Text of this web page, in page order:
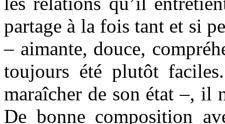
partage à la fois tant et si
– aimante, douce,
toujours été plutôt
maraîcher de son état –, il
De bonne composition